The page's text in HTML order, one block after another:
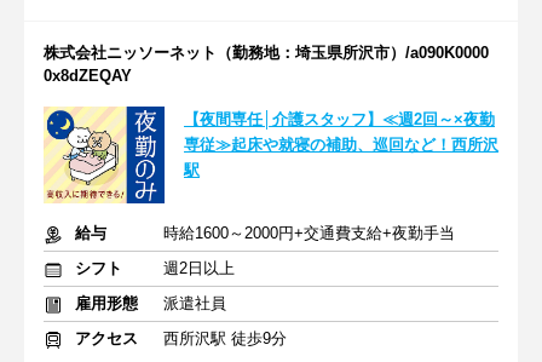
株式会社ニッソーネット（勤務地：埼玉県所沢市）/a090K0000
0x8dZEQAY
【夜間専任│介護スタッフ】≪週2回～×夜勤
専従≫起床や就寝の補助、巡回など！西所沢
駅
給与
時給1600～2000円+交通費支給+夜勤手当
シフト
週2日以上
雇用形態
派遣社員
アクセス
西所沢駅 徒歩9分